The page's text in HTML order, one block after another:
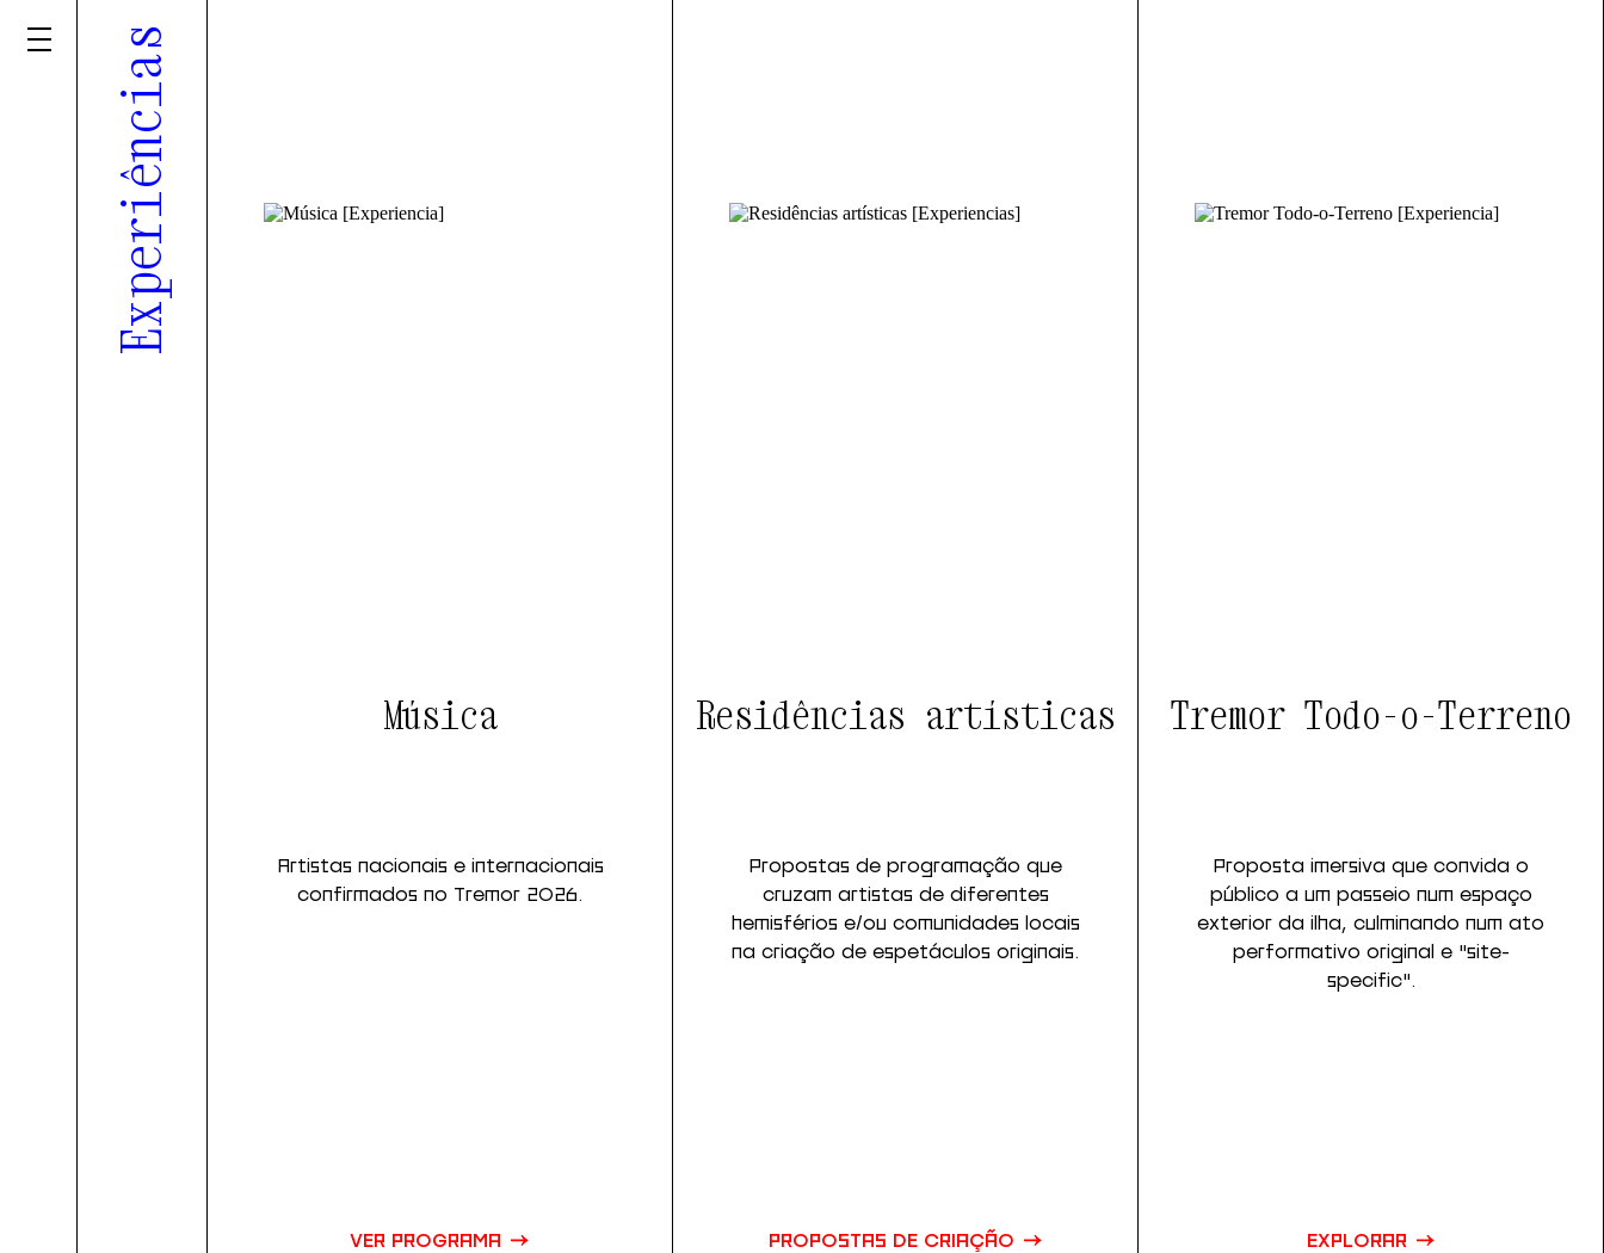
Experiências
Música
Artistas nacionais e internacionais
confirmados no Tremor 2026.
VER PROGRAMA
Residências artísticas
Propostas de programação que
cruzam artistas de diferentes
hemisférios e/ou comunidades locais
na criação de espetáculos originais.
PROPOSTAS DE CRIAÇÃO
Tremor Todo-o-Terreno
Proposta imersiva que convida o
público a um passeio num espaço
exterior da ilha, culminando num ato
performativo original e "site-
specific".
EXPLORAR